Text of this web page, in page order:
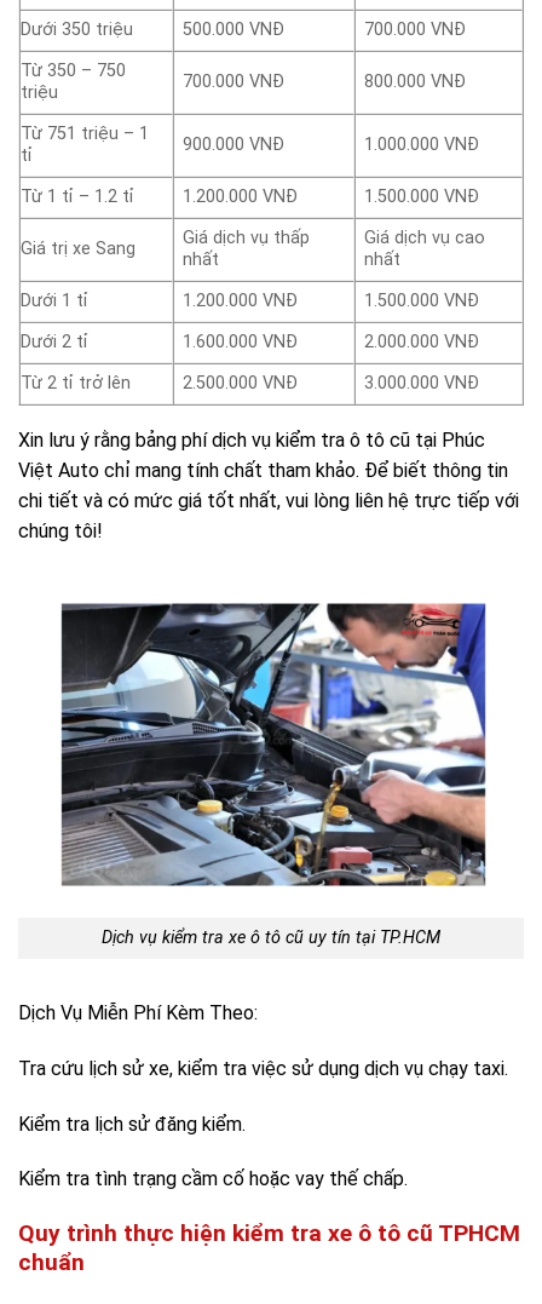
Dưới 350 triệu 500.000 VNĐ
700.000 VNĐ
Từ 350 – 750
triệu
700.000 VNĐ 800.000 VNĐ
Từ 751 triệu – 1
tỉ
900.000 VNĐ 1.000.000 VNĐ
Từ 1 tỉ – 1.2 tỉ 1.200.000 VNĐ 1.500.000 VNĐ
Giá trị xe Sang
Giá dịch vụ thấp
nhất
Giá dịch vụ cao
nhất
Dưới 1 tỉ
1.200.000 VNĐ
1.500.000 VNĐ
Dưới 2 tỉ
1.600.000 VNĐ
2.000.000 VNĐ
Từ 2 tỉ trở lên
2.500.000 VNĐ 3.000.000 VNĐ
Xin lưu ý rằng bảng phí dịch vụ kiểm tra ô tô cũ tại Phúc
Việt Auto chỉ mang tính chất tham khảo. Để biết thông tin
chi tiết và có mức giá tốt nhất, vui lòng liên hệ trực tiếp với
chúng tôi!
Dịch vụ kiểm tra xe ô tô cũ uy tín tại TP.HCM
Dịch Vụ Miễn Phí Kèm Theo:
Tra cứu lịch sử xe, kiểm tra việc sử dụng dịch vụ chạy taxi.
Kiểm tra lịch sử đăng kiểm.
Kiểm tra tình trạng cầm cố hoặc vay thế chấp.
Quy trình thực hiện kiểm tra xe ô tô cũ TPHCM
chuẩn